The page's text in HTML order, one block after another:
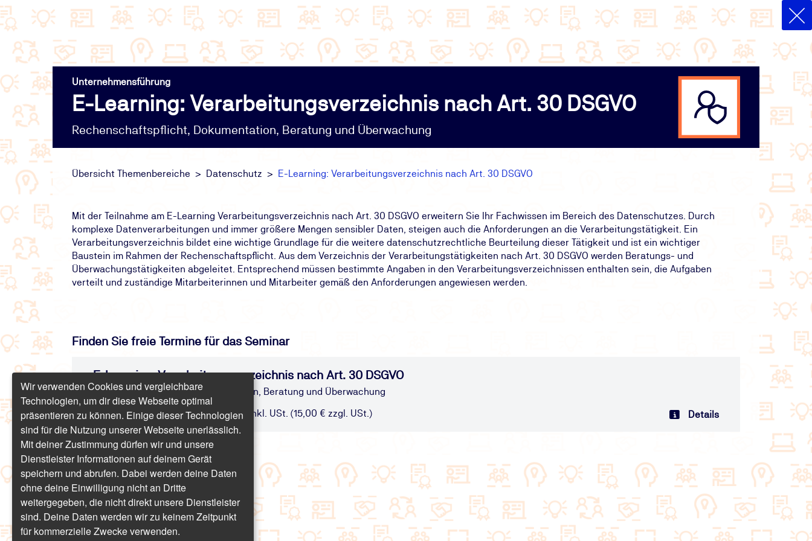
Unternehmensführung
E-Learning: Verarbeitungsverzeichnis nach Art. 30 DSGVO
Rechenschaftspflicht, Dokumentation, Beratung und Überwachung
Übersicht Themenbereiche Datenschutz E-Learning: Verarbeitungsverzeichnis nach Art. 30 DSGVO
Mit der Teilnahme am E-Learning Verarbeitungsverzeichnis nach Art. 30 DSGVO erweitern Sie Ihr Fachwissen im Bereich des Datenschutzes. Durch
komplexe Datenverarbeitungen und immer größere Mengen sensibler Daten, steigen auch die Anforderungen an die Verarbeitungstätigkeit. Ein
Verarbeitungsverzeichnis bildet eine wichtige Grundlage für die weitere datenschutzrechtliche Beurteilung dieser Tätigkeit und ist ein wichtiger
Baustein im Rahmen der Rechenschaftspflicht. Aus dem Verzeichnis der Verarbeitungstätigkeiten nach Art. 30 DSGVO werden Beratungs- und
Überwachungstätigkeiten abgeleitet. Entsprechend müssen bestimmte Angaben in den Verarbeitungsverzeichnissen enthalten sein, die Aufgaben
verteilt und zuständige Mitarbeiterinnen und Mitarbeiter gemäß den Anforderungen angewiesen werden.
Finden Sie freie Termine für das Seminar
E-Learning: Verarbeitungsverzeichnis nach Art. 30 DSGVO
Rechenschaftspflicht, Dokumentation, Beratung und Überwachung
E-Learning | 10 Minuten | ab 17,85 € inkl. USt. (15,00 € zzgl. USt.) Details
Wir verwenden Cookies und vergleichbare
Technologien, um dir diese Webseite optimal
präsentieren zu können. Einige dieser Technologien
sind für die Nutzung unserer Webseite unerlässlich.
Mit deiner Zustimmung dürfen wir und unsere
Dienstleister Informationen auf deinem Gerät
speichern und abrufen. Dabei werden deine Daten
ohne deine Einwilligung nicht an Dritte
weitergegeben, die nicht direkt unsere Dienstleister
sind. Deine Daten werden wir zu keinem Zeitpunkt
für kommerzielle Zwecke verwenden.